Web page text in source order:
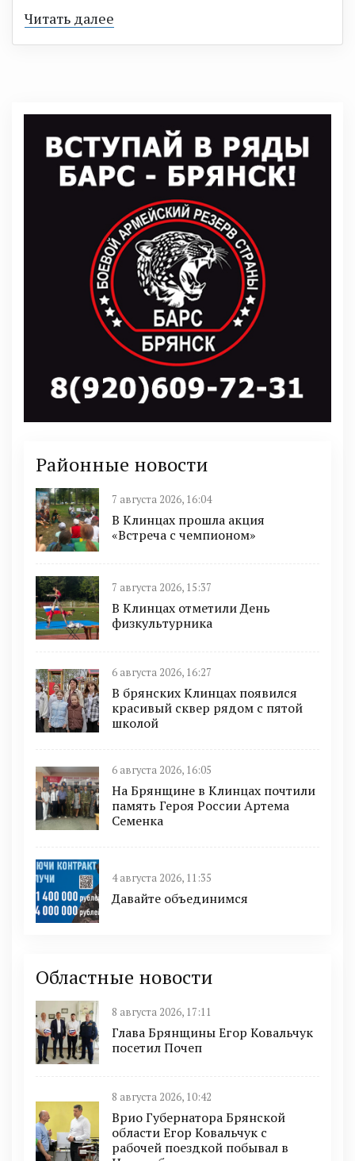
Читать далее
Районные новости
7 августа 2026, 16:04
В Клинцах прошла акция
«Встреча с чемпионом»
7 августа 2026, 15:37
В Клинцах отметили День
физкультурника
6 августа 2026, 16:27
В брянских Клинцах появился
красивый сквер рядом с пятой
школой
6 августа 2026, 16:05
На Брянщине в Клинцах почтили
память Героя России Артема
Семенка
4 августа 2026, 11:35
Давайте объединимся
Областные новости
8 августа 2026, 17:11
Глава Брянщины Егор Ковальчук
посетил Почеп
8 августа 2026, 10:42
Врио Губернатора Брянской
области Егор Ковальчук с
рабочей поездкой побывал в